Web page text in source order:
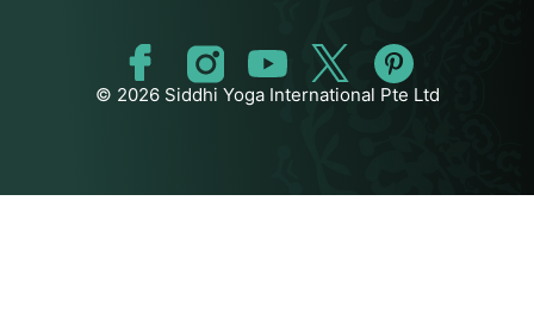
© 2026 Siddhi Yoga International Pte Ltd